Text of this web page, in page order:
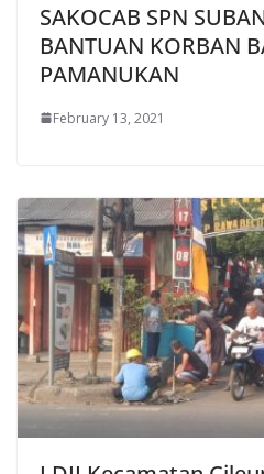
SAKOCAB SPN
BANTUAN KORBAN
PAMANUKAN
February 13, 2021